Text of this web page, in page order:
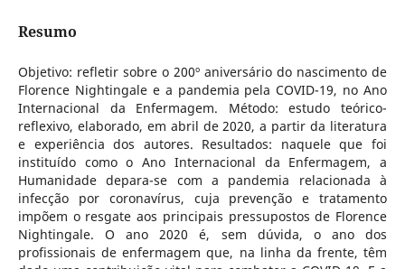
Resumo
Objetivo: refletir sobre o 200º aniversário do nascimento de
Florence Nightingale e a pandemia pela COVID-19, no Ano
Internacional da Enfermagem. Método: estudo teórico-
reflexivo, elaborado, em abril de 2020, a partir da literatura
e experiência dos autores. Resultados: naquele que foi
instituído como o Ano Internacional da Enfermagem, a
Humanidade depara-se com a pandemia relacionada à
infecção por coronavírus, cuja prevenção e tratamento
impõem o resgate aos principais pressupostos de Florence
Nightingale. O ano 2020 é, sem dúvida, o ano dos
profissionais de enfermagem que, na linha da frente, têm